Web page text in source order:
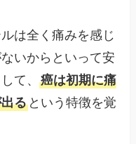
は全く痛みを感じ
いからといって安
て、癌は初期に痛
る という特徴を覚